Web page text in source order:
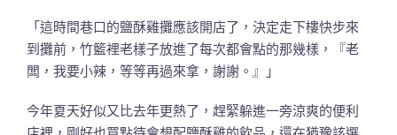
「這時間巷口的鹽酥雞攤應該開店了，決定走下樓快步來
到攤前，竹籃裡老樣子放進了每次都會點的那幾樣，『老
闆，我要小辣，等等再過來拿，謝謝。』」
今年夏天好似又比去年更熱了，趕緊躲進一旁涼爽的便利